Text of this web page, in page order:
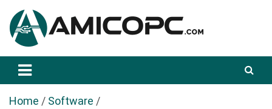
a
Amicopc.com
Home
Software